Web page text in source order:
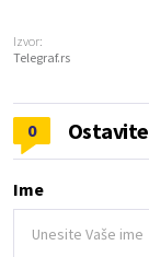
Izvor:
Telegraf.rs
0
Ime